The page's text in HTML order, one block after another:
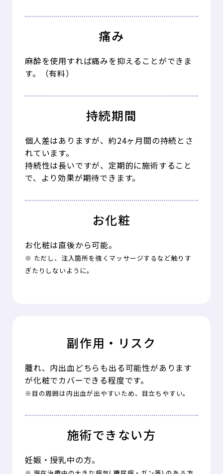
痛み
麻酔を使用すれば痛みを抑えることができま
す。（有料）
持続期間
個人差はありますが、約24ヶ月間の持続とさ
れています。
持続性は長いですが、定期的に施術すること
で、より効果が期待できます。
お化粧
お化粧は直後から可能。
※ ただし、注入箇所を強くマッサージするなど触りす
ぎたりしないように。
副作用・リスク
腫れ、内出血どちらも出る可能性があります
が化粧でカバーできる程度です。
※目の周囲は内出血が出やすいため、目立ちやすい。
施術できない方
妊娠・授乳中の方。